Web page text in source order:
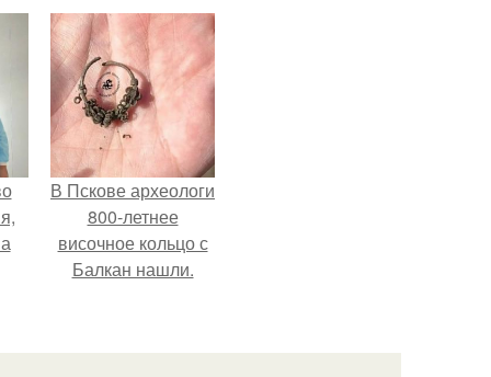
В Пскове археологи
800-летнее
височное кольцо с
Балкан нашли.